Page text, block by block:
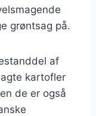
grøntsag på.
af
kartofler
de er også